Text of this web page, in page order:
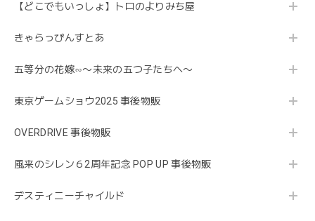
【どこでもいっしょ】トロのよりみち屋
きゃらっぴんすとあ
五等分の花嫁∽〜未来の五つ子たちへ〜
東京ゲームショウ2025 事後物販
OVERDRIVE 事後物販
風来のシレン６2周年記念 POP UP 事後物販
デスティニーチャイルド